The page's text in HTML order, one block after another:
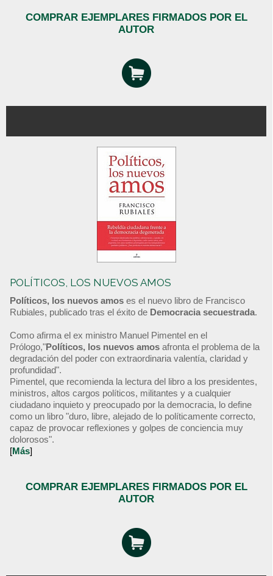
COMPRAR EJEMPLARES FIRMADOS POR EL
AUTOR
POLÍTICOS, LOS NUEVOS AMOS
Políticos, los nuevos amos es el nuevo libro de Francisco
Rubiales, publicado tras el éxito de Democracia secuestrada.
Como afirma el ex ministro Manuel Pimentel en el
Prólogo,"Políticos, los nuevos amos afronta el problema de la
degradación del poder con extraordinaria valentía, claridad y
profundidad".
Pimentel, que recomienda la lectura del libro a los presidentes,
ministros, altos cargos políticos, militantes y a cualquier
ciudadano inquieto y preocupado por la democracia, lo define
como un libro "duro, libre, alejado de lo políticamente correcto,
capaz de provocar reflexiones y golpes de conciencia muy
dolorosos".
[Más]
COMPRAR EJEMPLARES FIRMADOS POR EL
AUTOR